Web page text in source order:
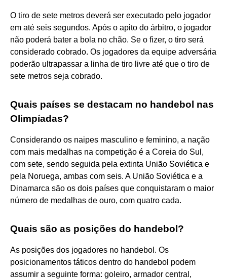
O tiro de sete metros deverá ser executado pelo jogador
em até seis segundos. Após o apito do árbitro, o jogador
não poderá bater a bola no chão. Se o fizer, o tiro será
considerado cobrado. Os jogadores da equipe adversária
poderão ultrapassar a linha de tiro livre até que o tiro de
sete metros seja cobrado.
Quais países se destacam no handebol nas
Olimpíadas?
Considerando os naipes masculino e feminino, a nação
com mais medalhas na competição é a Coreia do Sul,
com sete, sendo seguida pela extinta União Soviética e
pela Noruega, ambas com seis. A União Soviética e a
Dinamarca são os dois países que conquistaram o maior
número de medalhas de ouro, com quatro cada.
Quais são as posições do handebol?
As posições dos jogadores no handebol. Os
posicionamentos táticos dentro do handebol podem
assumir a seguinte forma: goleiro, armador central,